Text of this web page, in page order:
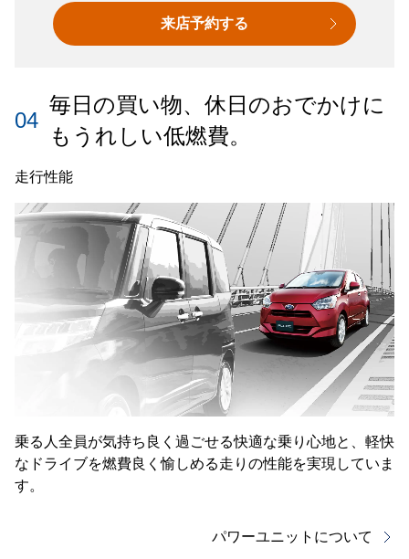
来店予約する
04
毎日の買い物、休日のおでかけに
もうれしい低燃費。
走行性能
乗る人全員が気持ち良く過ごせる快適な乗り心地と、軽快
なドライブを燃費良く愉しめる走りの性能を実現していま
す。
パワーユニットについて